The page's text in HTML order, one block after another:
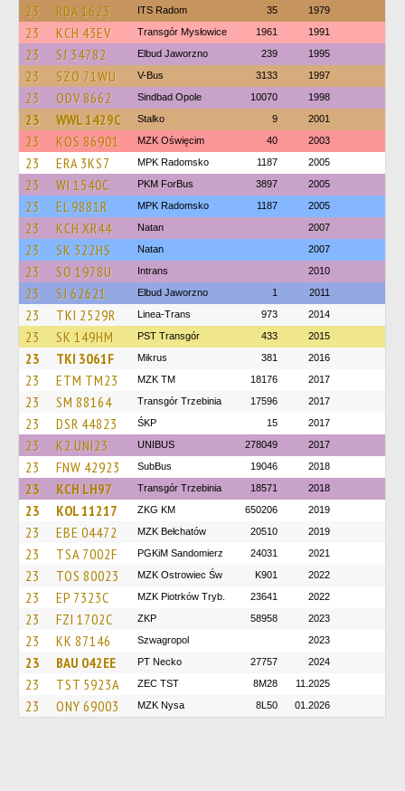
23 RDA 1623 ITS Radom 35 1979
23 KCH 43EV Transgór Mysłowice 1961 1991
23 SJ 34782 Elbud Jaworzno 239 1995
23 SZO 71WU V-Bus 3133 1997
23 ODV 8662 Sindbad Opole 10070 1998
23 WWL 1429C Stalko 9 2001
23 KOS 86901 MZK Oświęcim 40 2003
23 ERA 3KS7 MPK Radomsko 1187 2005
23 WI 1540C PKM ForBus 3897 2005
23 EL 9881R MPK Radomsko 1187 2005
23 KCH XR44 Natan 2007
23 SK 322HS Natan 2007
23 SO 1978U Intrans 2010
23 SJ 62621 Elbud Jaworzno 1 2011
23 TKI 2529R Linea-Trans 973 2014
23 SK 149HM PST Transgór 433 2015
23 TKI 3061F Mikrus 381 2016
23 ETM TM23 MZK TM 18176 2017
23 SM 88164 Transgór Trzebinia 17596 2017
23 DSR 44823 ŚKP 15 2017
23 K2 UNI23 UNIBUS 278049 2017
23 FNW 42923 SubBus 19046 2018
23 KCH LH97 Transgór Trzebinia 18571 2018
23 KOL 11217 ZKG KM 650206 2019
23 EBE 04472 MZK Bełchatów 20510 2019
23 TSA 7002F PGKiM Sandomierz 24031 2021
23 TOS 80023 MZK Ostrowiec Św K901 2022
23 EP 7323C MZK Piotrków Tryb. 23641 2022
23 FZI 1702C ZKP 58958 2023
23 KK 87146 Szwagropol 2023
23 BAU 042EE PT Necko 27757 2024
23 TST 5923A ZEC TST 8M28 11.2025
23 ONY 69003 MZK Nysa 8L50 01.2026